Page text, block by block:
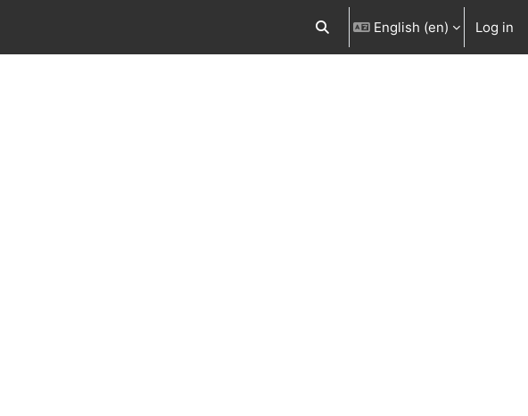
Toggle search input
English ‎(en)‎ Log in